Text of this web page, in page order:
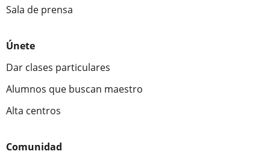
Sala de prensa
Únete
Dar clases particulares
Alumnos que buscan maestro
Alta centros
Comunidad